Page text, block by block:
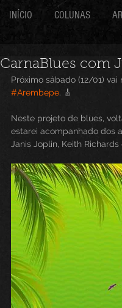
INÍCIO COLUNAS
CarnaBlues com
Próximo sábado (12/01)
#Arembepe. 🎸
Neste projeto de blues,
estarei acompanhado dos
Janis Joplin, Keith